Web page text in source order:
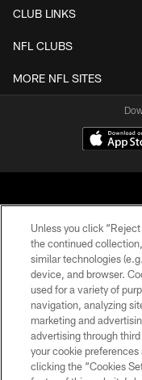
CLUB LINKS
NFL CLUBS
MORE NFL SITES
© 2026
Unless you click
the continued
similar technologies
device, and browser.
used for a variety of
navigation, analyzing
marketing and
advertising through
your cookie
clicking the “Cookies